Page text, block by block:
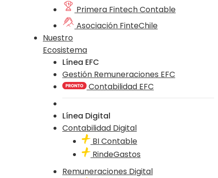
Primera Fintech Contable
Asociación FinteChile
Nuestro
Ecosistema
Línea EFC
Gestión Remuneraciones EFC
Contabilidad EFC
Línea Digital
Contabilidad Digital
BI Contable
RindeGastos
Remuneraciones Digital